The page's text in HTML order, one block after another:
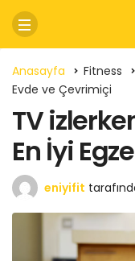
Anasayfa Fitness
Evde ve Çevrimiçi
TV
En İyi
eniyifit